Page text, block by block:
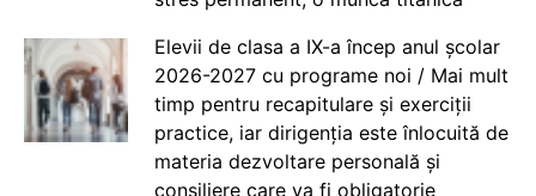
Elevii de clasa a IX-a încep anul școlar
2026-2027 cu programe noi / Mai mult
timp pentru recapitulare și exerciții
practice, iar dirigenția este înlocuită de
materia dezvoltare personală și
consiliere care va fi obligatorie